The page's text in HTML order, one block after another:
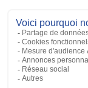
Installation